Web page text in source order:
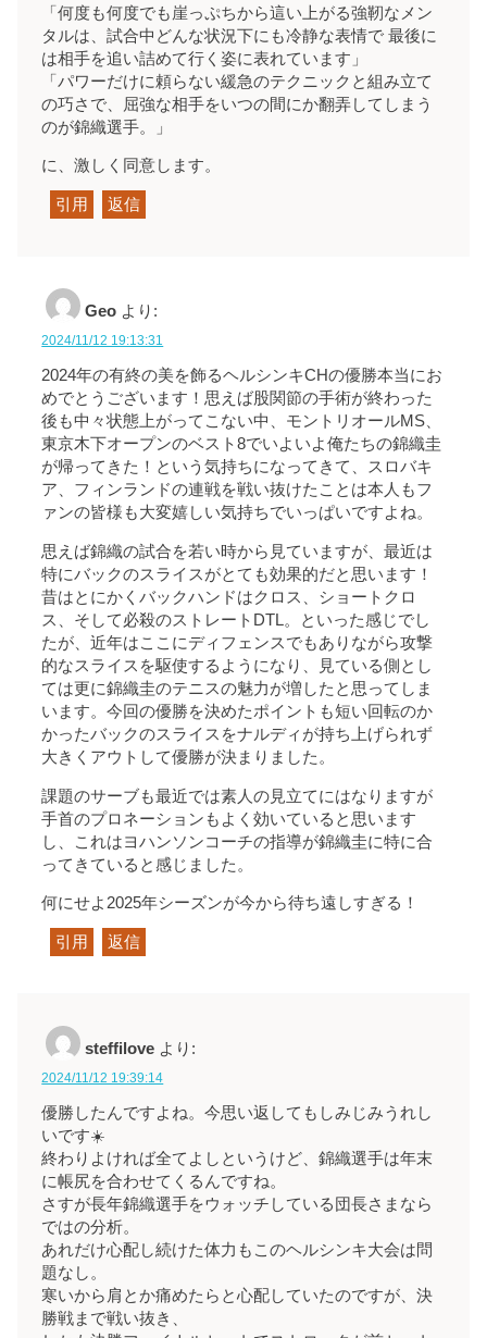
「何度も何度でも崖っぷちから這い上がる強靭なメン
タルは、試合中どんな状況下にも冷静な表情で 最後に
は相手を追い詰めて行く姿に表れています」
「パワーだけに頼らない緩急のテクニックと組み立て
の巧さで、屈強な相手をいつの間にか翻弄してしまう
のが錦織選手。」
に、激しく同意します。
引用 返信
Geo より:
2024/11/12 19:13:31
2024年の有終の美を飾るヘルシンキCHの優勝本当にお
めでとうございます！思えば股関節の手術が終わった
後も中々状態上がってこない中、モントリオールMS、
東京木下オープンのベスト8でいよいよ俺たちの錦織圭
が帰ってきた！という気持ちになってきて、スロバキ
ア、フィンランドの連戦を戦い抜けたことは本人もフ
ァンの皆様も大変嬉しい気持ちでいっぱいですよね。
思えば錦織の試合を若い時から見ていますが、最近は
特にバックのスライスがとても効果的だと思います！
昔はとにかくバックハンドはクロス、ショートクロ
ス、そして必殺のストレートDTL。といった感じでし
たが、近年はここにディフェンスでもありながら攻撃
的なスライスを駆使するようになり、見ている側とし
ては更に錦織圭のテニスの魅力が増したと思ってしま
います。今回の優勝を決めたポイントも短い回転のか
かったバックのスライスをナルディが持ち上げられず
大きくアウトして優勝が決まりました。
課題のサーブも最近では素人の見立てにはなりますが
手首のプロネーションもよく効いていると思います
し、これはヨハンソンコーチの指導が錦織圭に特に合
ってきていると感じました。
何にせよ2025年シーズンが今から待ち遠しすぎる！
引用 返信
steffilove より:
2024/11/12 19:39:14
優勝したんですよね。今思い返してもしみじみうれし
いです☀️
終わりよければ全てよしというけど、錦織選手は年末
に帳尻を合わせてくるんですね。
さすが長年錦織選手をウォッチしている団長さまなら
ではの分析。
あれだけ心配し続けた体力もこのヘルシンキ大会は問
題なし。
寒いから肩とか痛めたらと心配していたのですが、決
勝戦まで戦い抜き、